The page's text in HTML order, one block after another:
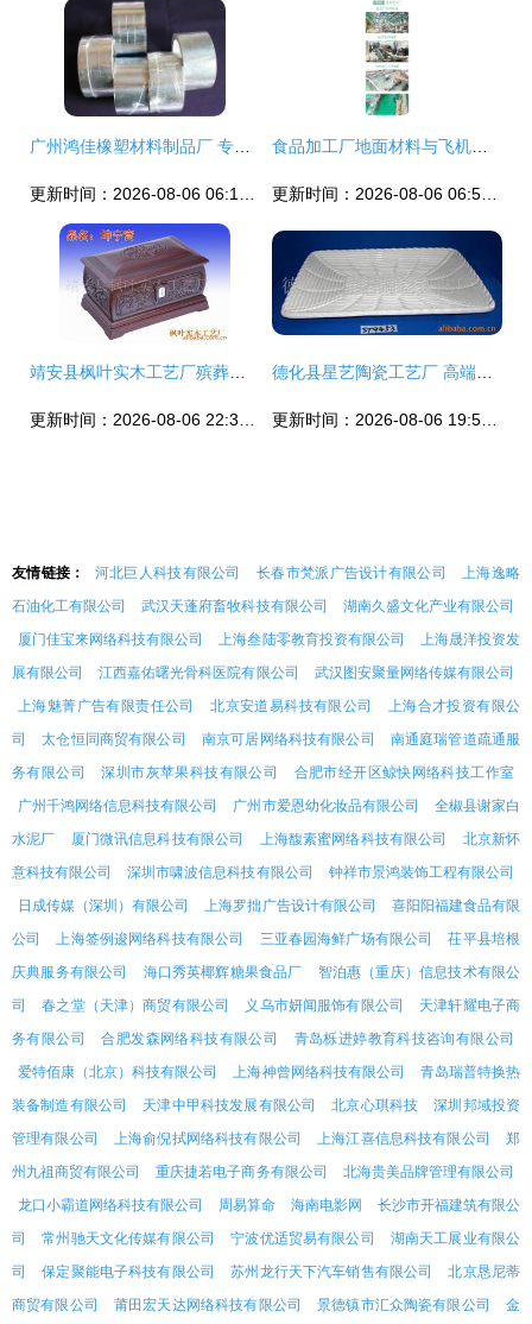
友情链接： 河北巨人科技有限公司 长春市梵派广告设计有限公司
上海逸略
石油化工有限公司
武汉天蓬府畜牧科技有限公司
湖南久盛文化产业有限公司
厦门佳宝来网络科技有限公司
上海叁陆零教育投资有限公司
上海晟洋投资发
展有限公司
江西嘉佑曙光骨科医院有限公司
武汉图安聚量网络传媒有限公司
上海魅菁广告有限责任公司
北京安道易科技有限公司
上海合才投资有限公
司
太仓恒同商贸有限公司 南京可居网络科技有限公司
南通庭瑞管道疏通服
务有限公司
深圳市灰苹果科技有限公司
合肥市经开区鲸快网络科技工作室
广州千鸿网络信息科技有限公司
广州市爱恩幼化妆品有限公司
全椒县谢家白
水泥厂
厦门微讯信息科技有限公司 上海馥素蜜网络科技有限公司
北京新怀
意科技有限公司
深圳市啸波信息科技有限公司
钟祥市景鸿装饰工程有限公司
日成传媒（深圳）有限公司
上海罗拙广告设计有限公司
喜阳阳福建食品有限
公司
上海签例逡网络科技有限公司 三亚春园海鲜广场有限公司
茌平县培根
庆典服务有限公司
海口秀英椰辉糖果食品厂
智泊惠（重庆）信息技术有限公
司
春之堂（天津）商贸有限公司 义乌市妍闻服饰有限公司
天津轩耀电子商
务有限公司
合肥发森网络科技有限公司
青岛栎进婷教育科技咨询有限公司
爱特佰康（北京）科技有限公司
上海神曾网络科技有限公司
青岛瑞普特换热
装备制造有限公司
天津中甲科技发展有限公司 北京心琪科技
深圳邦域投资
管理有限公司
上海俞倪拭网络科技有限公司 上海江喜信息科技有限公司
郑
州九祖商贸有限公司
重庆捷若电子商务有限公司
北海贵美品牌管理有限公司
龙口小霸道网络科技有限公司
周易算命 海南电影网
长沙市开福建筑有限公
司
常州驰天文化传媒有限公司 宁波优适贸易有限公司
湖南天工展业有限公
司
保定聚能电子科技有限公司 苏州龙行天下汽车销售有限公司
北京恳尼蒂
商贸有限公司
莆田宏天达网络科技有限公司 景德镇市汇众陶瓷有限公司 金